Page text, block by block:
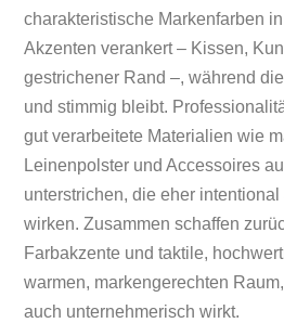
charakteristische Markenfarben
Akzenten verankert – Kissen,
gestrichener Rand –, während
und stimmig bleibt.
gut verarbeitete Materialien wie
Leinenpolster und Accessoires
unterstrichen, die eher
wirken. Zusammen schaffen
Farbakzente und taktile,
warmen, markengerechten
auch unternehmerisch wirkt.